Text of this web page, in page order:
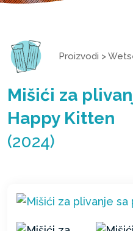
Proizvodi >
Mišići za
Happy Kitten
(2024)